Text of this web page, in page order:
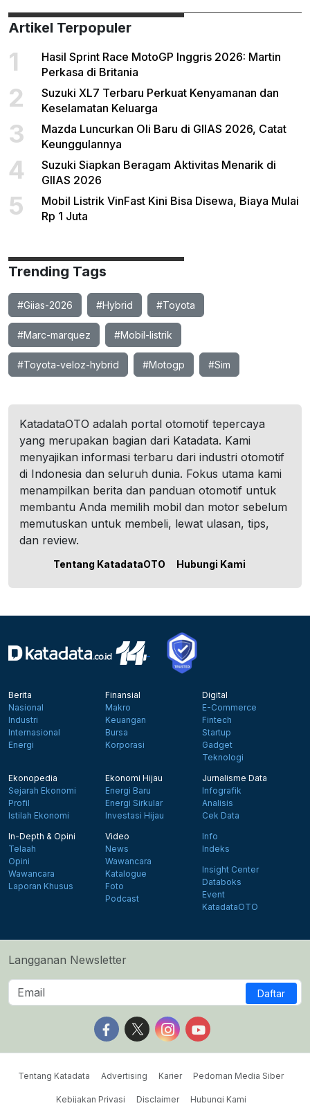
Artikel Terpopuler
1
Hasil Sprint Race MotoGP Inggris 2026: Martin
Perkasa di Britania
2
Suzuki XL7 Terbaru Perkuat Kenyamanan dan
Keselamatan Keluarga
3
Mazda Luncurkan Oli Baru di GIIAS 2026, Catat
Keunggulannya
4
Suzuki Siapkan Beragam Aktivitas Menarik di
GIIAS 2026
5
Mobil Listrik VinFast Kini Bisa Disewa, Biaya Mulai
Rp 1 Juta
Trending Tags
#Giias-2026 #Hybrid #Toyota
#Marc-marquez #Mobil-listrik
#Toyota-veloz-hybrid #Motogp #Sim
KatadataOTO adalah portal otomotif tepercaya
yang merupakan bagian dari Katadata. Kami
menyajikan informasi terbaru dari industri otomotif
di Indonesia dan seluruh dunia. Fokus utama kami
menampilkan berita dan panduan otomotif untuk
membantu Anda memilih mobil dan motor sebelum
memutuskan untuk membeli, lewat ulasan, tips,
dan review.
Tentang KatadataOTO Hubungi Kami
Berita
Nasional
Industri
Internasional
Energi
Finansial
Makro
Keuangan
Bursa
Korporasi
Digital
E-Commerce
Fintech
Startup
Gadget
Teknologi
Ekonopedia
Sejarah Ekonomi
Profil
Istilah Ekonomi
Ekonomi Hijau
Energi Baru
Energi Sirkular
Investasi Hijau
Jurnalisme Data
Infografik
Analisis
Cek Data
In-Depth & Opini
Telaah
Opini
Wawancara
Laporan Khusus
Video
News
Wawancara
Katalogue
Foto
Podcast
Info
Indeks
Insight Center
Databoks
Event
KatadataOTO
Langganan Newsletter
Daftar
Follow us on Facebook
Follow us on X
Follow us on Instagram
Follow us on
Tentang Katadata Advertising Karier Pedoman Media Siber
Kebijakan Privasi Disclaimer Hubungi Kami